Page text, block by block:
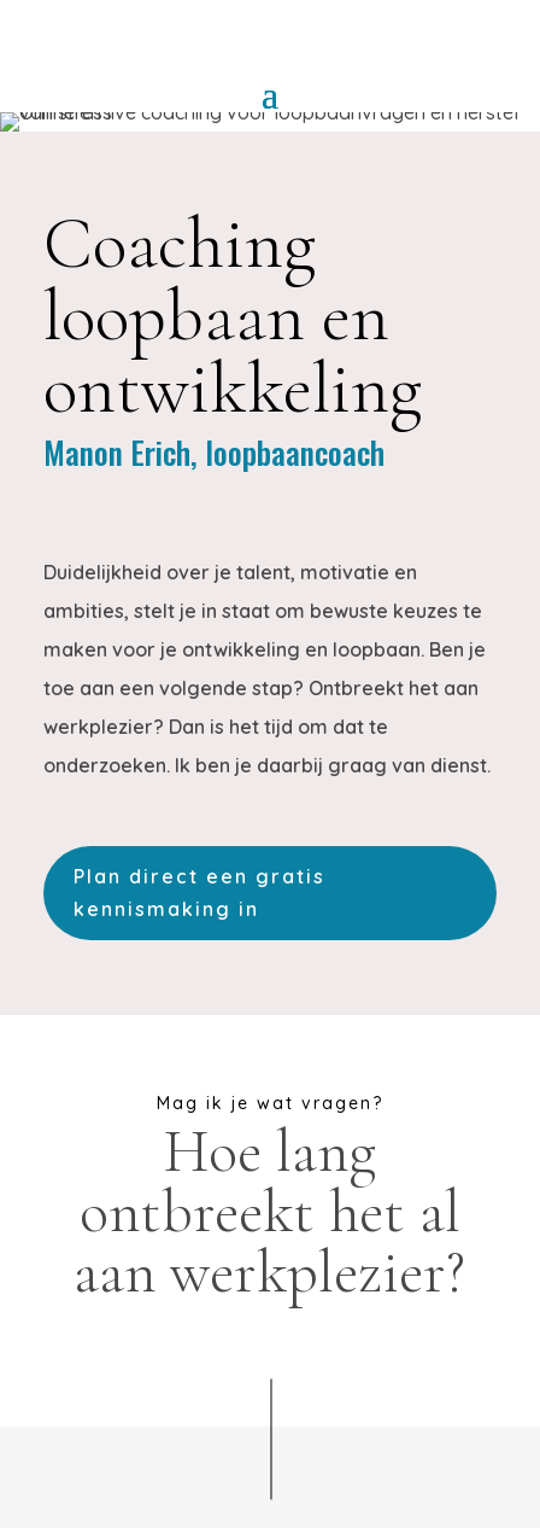
Coaching
loopbaan en
ontwikkeling
Manon Erich, loopbaancoach
Duidelijkheid over je talent, motivatie en
ambities, stelt je in staat om bewuste keuzes te
maken voor je ontwikkeling en loopbaan. Ben je
toe aan een volgende stap? Ontbreekt het aan
werkplezier? Dan is het tijd om dat te
onderzoeken. Ik ben je daarbij graag van dienst.
Plan direct een gratis
kennismaking in
Mag ik je wat vragen?
Hoe lang
ontbreekt het al
aan werkplezier?